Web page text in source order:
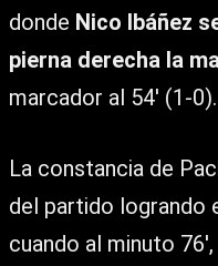
donde Nico Ibáñez
pierna derecha la
marcador al 54′ (1-0).
La constancia de
del partido logrando
cuando al minuto